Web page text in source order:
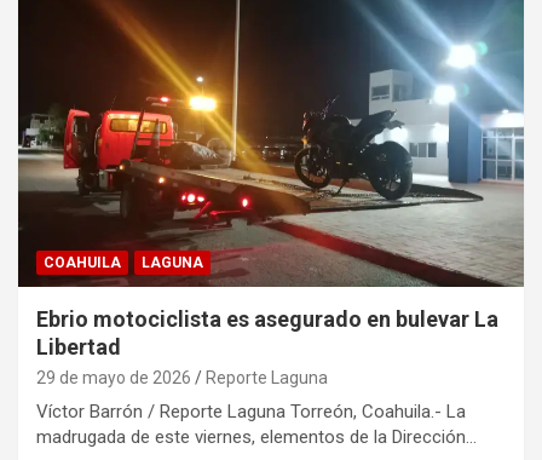
COAHUILA LAGUNA
Ebrio motociclista es asegurado en bulevar La
Libertad
29 de mayo de 2026 Reporte Laguna
Víctor Barrón / Reporte Laguna Torreón, Coahuila.- La
madrugada de este viernes, elementos de la Dirección…